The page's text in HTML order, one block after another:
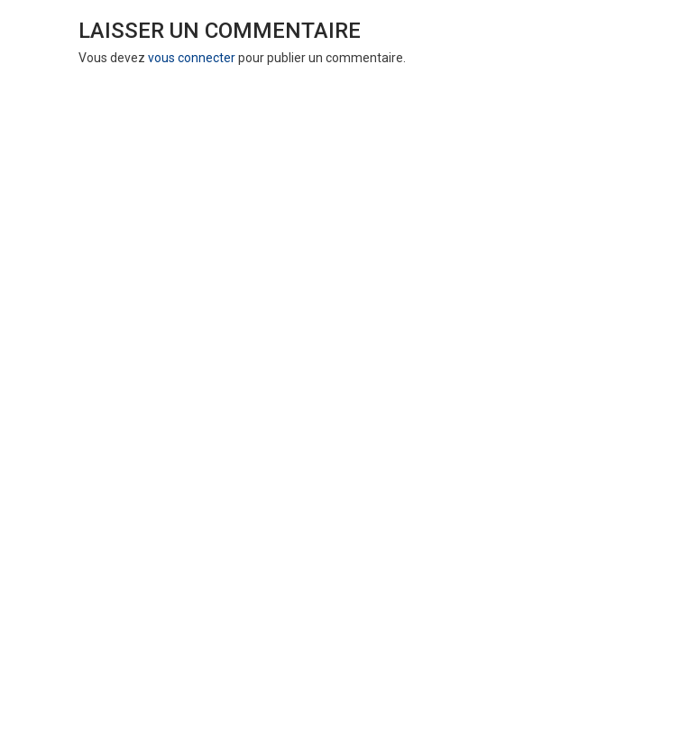
LAISSER UN COMMENTAIRE
Vous devez vous connecterpour publier un commentaire.